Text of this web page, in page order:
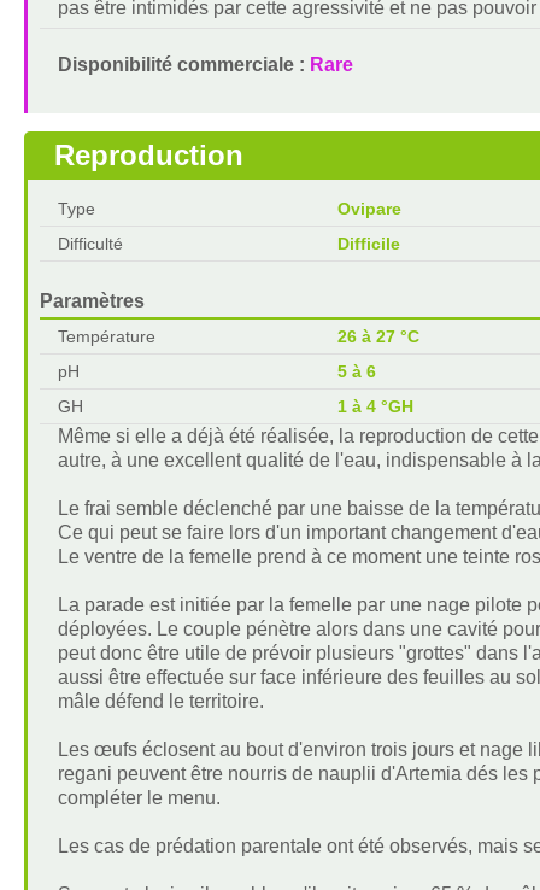
pas être intimidés par cette agressivité et ne pas
Disponibilité commerciale : Rare
Reproduction
Type
Ovipare
Difficulté
Difficile
Paramètres
Température
26 à 27 °C
pH
5 à 6
GH
1 à 4 °GH
Même si elle a déjà été réalisée, la reproduction de
autre, à une excellent qualité de l'eau, indispensable à
Le frai semble déclenché par une baisse de la
Ce qui peut se faire lors d'un important changement
Le ventre de la femelle prend à ce moment une teinte
La parade est initiée par la femelle par une nage pilote
déployées. Le couple pénètre alors dans une cavité
peut donc être utile de prévoir plusieurs "grottes" dans
aussi être effectuée sur face inférieure des feuilles au
mâle défend le territoire.
Les œufs éclosent au bout d'environ trois jours et nage
regani peuvent être nourris de nauplii d'Artemia dés
compléter le menu.
Les cas de prédation parentale ont été observés, mais